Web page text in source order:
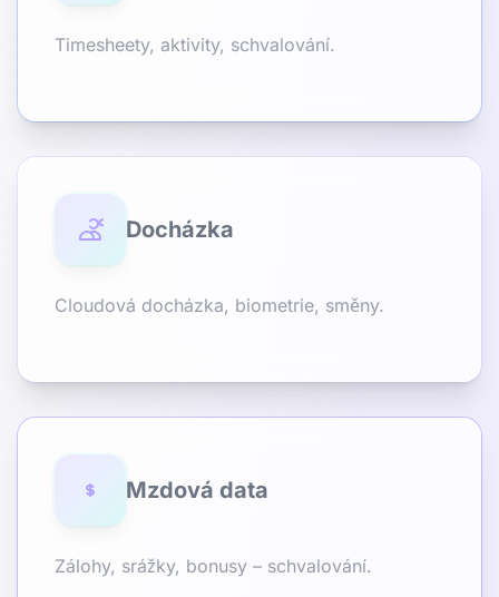
Timesheety, aktivity, schvalování.
Docházka
Cloudová docházka, biometrie, směny.
Mzdová data
Zálohy, srážky, bonusy – schvalování.